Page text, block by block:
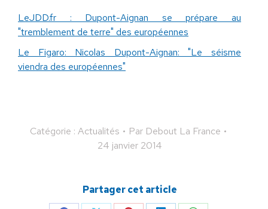
LeJDD.fr : Dupont-Aignan se prépare au
"tremblement de terre" des européennes
Le Figaro: Nicolas Dupont-Aignan: "Le séisme
viendra des européennes"
Catégorie : Actualités Par Debout La France
24 janvier 2014
Partager cet article